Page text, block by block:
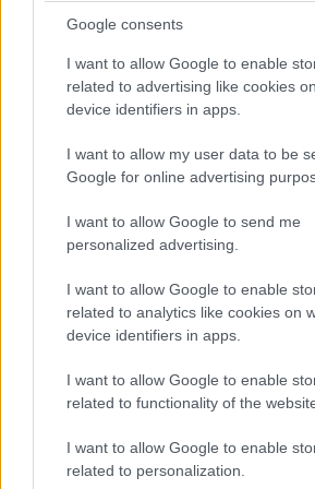
Google consents
I want to allow Google to enable
related to advertising like cookies
device identifiers in apps.
I want to allow my user data to be
Google for online advertising
I want to allow Google to send me
personalized advertising.
I want to allow Google to enable
related to analytics like cookies on
device identifiers in apps.
I want to allow Google to enable
related to functionality of the
I want to allow Google to enable
related to personalization.
Fabiola non crede che quella
diventata un divorzio formale.
“arrabbiarsi” — usa proprio
non sarebbero riusciti a disfare
per cui, oggi, associa la fine
improvvisa del gennaio 2015
definitiva ma aun capitolo
due persone che si erano